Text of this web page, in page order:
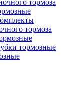
тормоза
тормоза
тормозные